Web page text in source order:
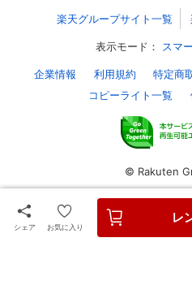
パスコード設定
視聴年
求めら
メルマガ
メルマ
定額見
可能で
ログア
シェア お気に入り
レ
楽天グループサイト一覧
表示モード： スマ
企業情報 利用規約 特定商
コピーライト一覧
© Rakuten